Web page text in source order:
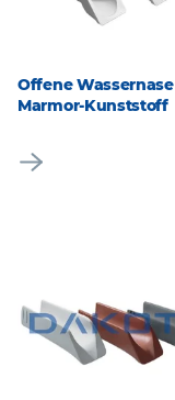
Offene Wassernase
Marmor-Kunststoff